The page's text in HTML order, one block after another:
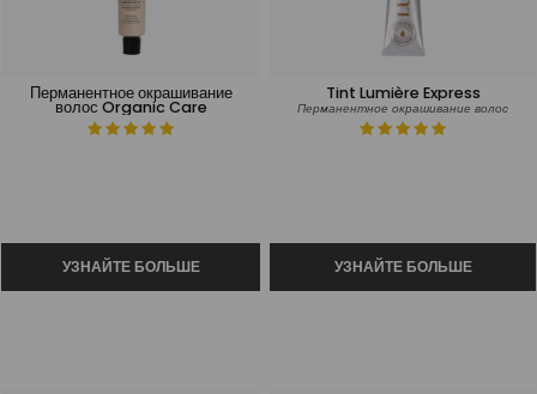
Перманентное окрашивание
волос Organic Care
Tint Lumière Express
Перманентное окрашивание волос